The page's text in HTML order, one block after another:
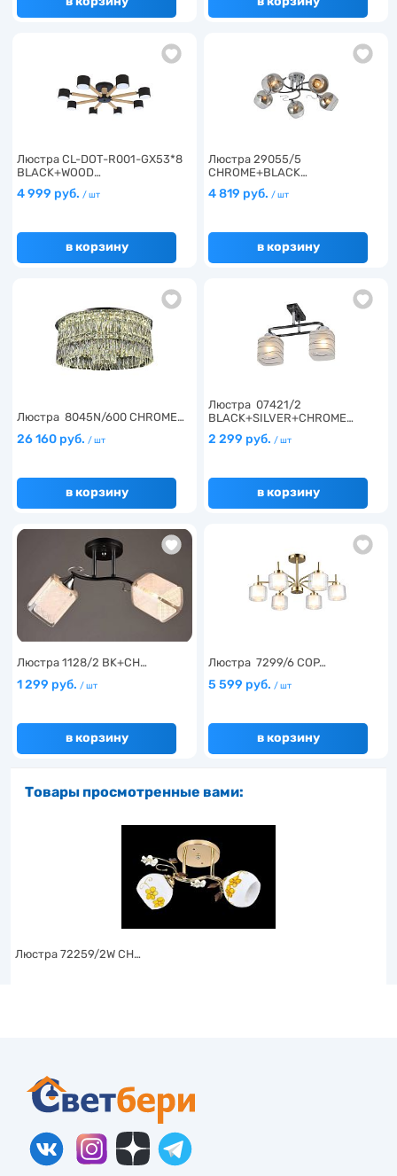
Люстра CL-DOT-R001-GX53*8
BLACK+WOOD…
4 999 руб. / шт
в корзину
Люстра 29055/5
CHROME+BLACK…
4 819 руб. / шт
в корзину
Люстра 8045N/600 CHROME…
26 160 руб. / шт
в корзину
Люстра 07421/2
BLACK+SILVER+CHROME…
2 299 руб. / шт
в корзину
Люстра 1128/2 BK+CH…
1 299 руб. / шт
в корзину
Люстра 7299/6 COP…
5 599 руб. / шт
в корзину
Товары просмотренные вами:
Люстра 72259/2W CH…